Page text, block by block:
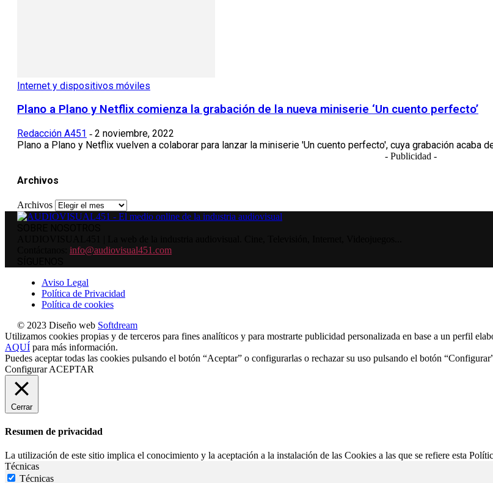
Internet y dispositivos móviles
Plano a Plano y Netflix comienza la grabación de la nueva miniserie ‘Un cuento perfecto’
Redacción A451 - 2 noviembre, 2022
Plano a Plano y Netflix vuelven a colaborar para lanzar la miniserie 'Un cuento perfecto', cuya grabación acaba
- Publicidad -
Archivos
Archivos
info@audiovisual451.com
Aviso Legal
Política de Privacidad
Política de cookies
© 2023 Diseño web Softdream
Utilizamos cookies propias y de terceros para fines analíticos y para mostrarte publicidad personalizada en base a un perfil
AQUÍ para más información.
Puedes aceptar todas las cookies pulsando el botón “Aceptar” o configurarlas o rechazar su uso pulsando el botón
Configurar ACEPTAR
Cerrar
Resumen de privacidad
La utilización de este sitio implica el conocimiento y la aceptación a la instalación de las Cookies a las que se refiere esta
Técnicas
Técnicas